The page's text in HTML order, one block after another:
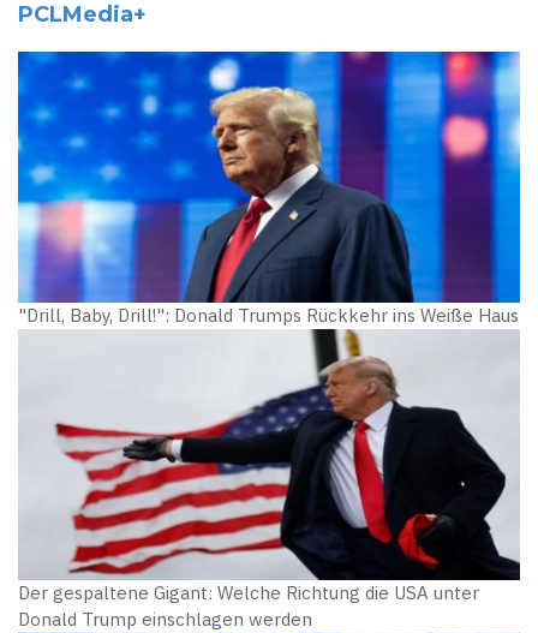
PCLMedia+
"Drill, Baby, Drill!": Donald Trumps Rückkehr ins Weiße Haus
Der gespaltene Gigant: Welche Richtung die USA unter
Donald Trump einschlagen werden